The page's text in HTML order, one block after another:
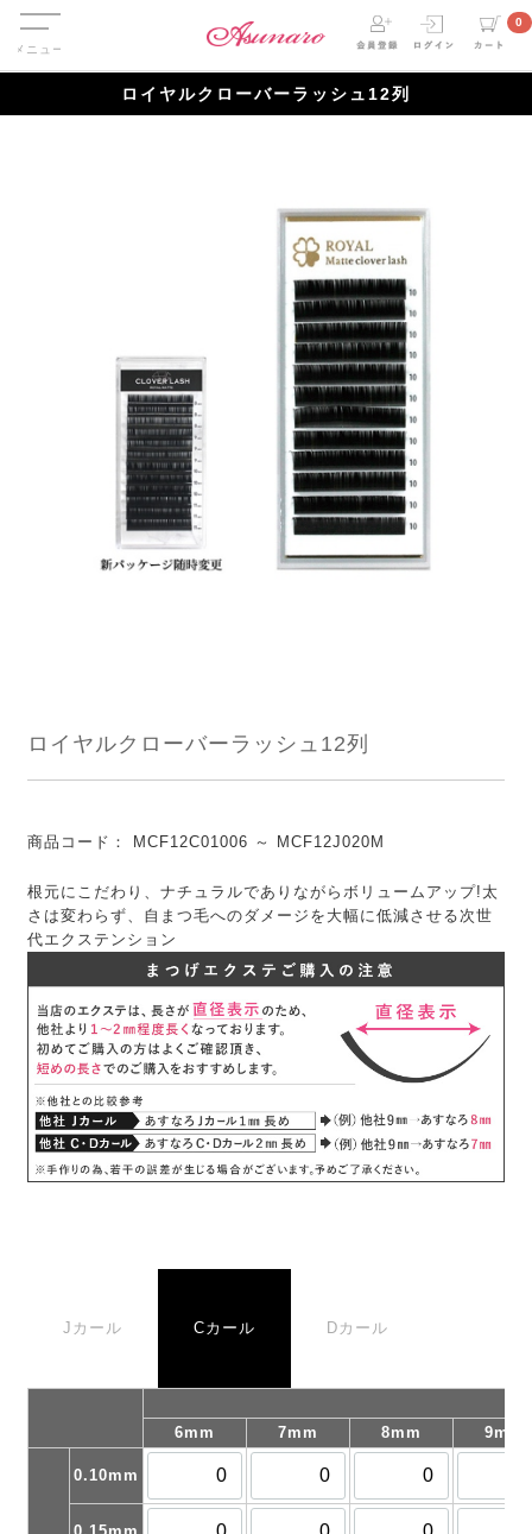
0
Menu
ロイヤルクローバーラッシュ12列
ロイヤルクローバーラッシュ12列
商品コード： MCF12C01006 ～ MCF12J020M
根元にこだわり、ナチュラルでありながらボリュームアップ!太
さは変わらず、自まつ毛へのダメージを大幅に低減させる次世
代エクステンション
Jカール Cカール Dカール
6mm 7mm 8mm 9mm
0.10mm